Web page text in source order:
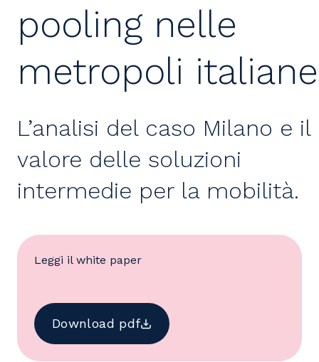
pooling nelle
metropoli italiane
L’analisi del caso Milano e il
valore delle soluzioni
intermedie per la mobilità.
Leggi il white paper
Download pdf